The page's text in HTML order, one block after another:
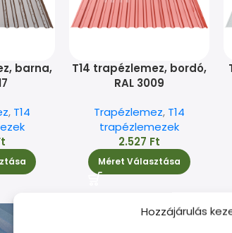
Hozzájárulás
barna,
, T14
T14 trapézlemez, bordó,
RAL 3009
Trapézlemez, T14
trapézlemezek
2.527 Ft
Méret Választása